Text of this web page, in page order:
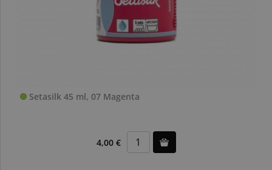
Setasilk 45 ml, 07 Magenta
4,00 €